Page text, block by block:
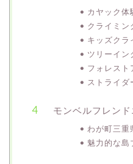
カヤック体
クライミン
キッズクラ
ツリーイン
フォレスト
ストライダ
モンベルフレン
わが町三重
魅力的な島